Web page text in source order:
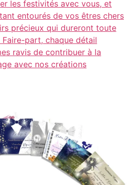
les festivités avec vous, et
entourés de vos êtres chers
précieux qui dureront toute
Faire-part, chaque détail
ravis de contribuer à la
avec nos créations